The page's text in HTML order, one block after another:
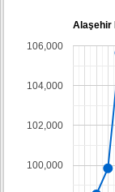
Alaşehir
100,000
102,000
104,000
106,000